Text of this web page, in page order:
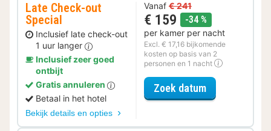
Late Check-out
Special
Inclusief late check-out
1 uur langer
Inclusief zeer goed
ontbijt
Gratis annuleren
Betaal in het hotel
Bekijk details en opties
Vanaf € 241
€ 159 -34 %
per kamer per nacht
Excl. € 17,16 bijkomende
kosten op basis van 2
personen en 1 nacht
Zoek datumvoor Late